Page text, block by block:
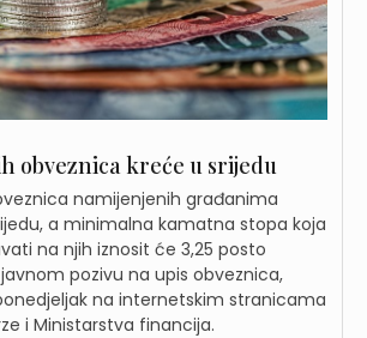
obveznica kreće u srijedu
namijenjenih građanima
a minimalna kamatna stopa koja
na njih iznosit će 3,25 posto
pozivu na upis obveznica,
na internetskim stranicama
i Ministarstva financija.